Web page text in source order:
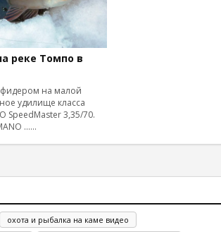
реке Томпо в
на малой
удилище класса
SpeedMaster 3,35/70.
......
охота и рыбалка на каме видео